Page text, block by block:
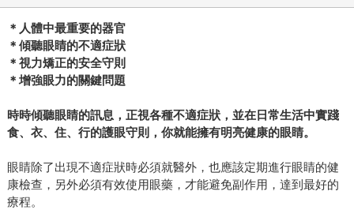
＊人體中最重要的器官
＊傾聽眼睛的不適症狀
＊視力矯正的安全守則
＊增強眼力的關鍵問題
時時傾聽眼睛的訊息，正視各種不適症狀，並在日常生活中實踐
食、衣、住、行的護眼守則，你就能擁有明亮健康的眼睛。
眼睛除了出現不適症狀時必須就醫外，也應該定期進行眼睛的健
康檢查，另外必須有效使用眼藥，才能避免副作用，達到最好的
療程。